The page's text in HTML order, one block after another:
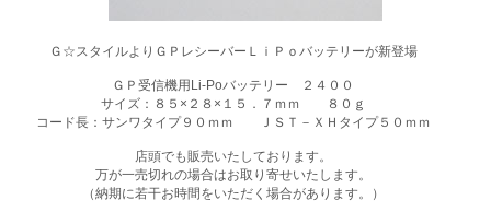
Ｇ☆スタイルよりＧＰレシーバーＬｉＰｏバッテリーが新登場
ＧＰ受信機用Li-Poバッテリー ２４００
サイズ：８５×２８×１５．７ｍｍ ８０ｇ
コード長：サンワタイプ９０ｍｍ ＪＳＴ－ＸＨタイプ５０ｍｍ
店頭でも販売いたしております。
万が一売切れの場合はお取り寄せいたします。
（納期に若干お時間をいただく場合があります。）